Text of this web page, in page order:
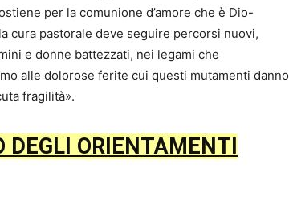
per la comunione d’amore che è Dio-
cura pastorale deve seguire percorsi nuovi,
e donne battezzati, nei legami che
alle dolorose ferite cui questi mutamenti danno
fragilità».
DEGLI ORIENTAMENTI